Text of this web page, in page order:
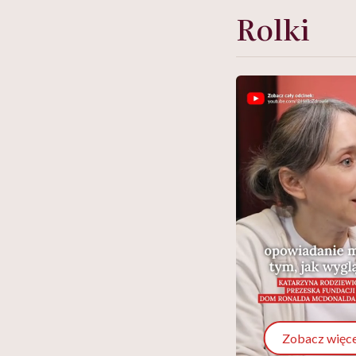
Rolki
Zobacz